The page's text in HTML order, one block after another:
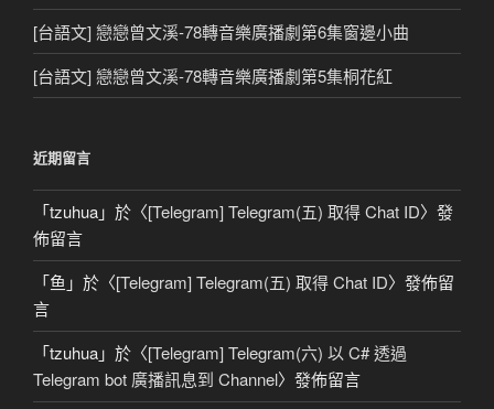
[台語文] 戀戀曾文溪-78轉音樂廣播劇第6集窗邊小曲
[台語文] 戀戀曾文溪-78轉音樂廣播劇第5集桐花紅
近期留言
「tzuhua」於〈[Telegram] Telegram(五) 取得 Chat ID〉發
佈留言
「鱼 」於〈[Telegram] Telegram(五) 取得 Chat ID〉發佈留
言
「tzuhua」於〈[Telegram] Telegram(六) 以 C# 透過
Telegram bot 廣播訊息到 Channel〉發佈留言